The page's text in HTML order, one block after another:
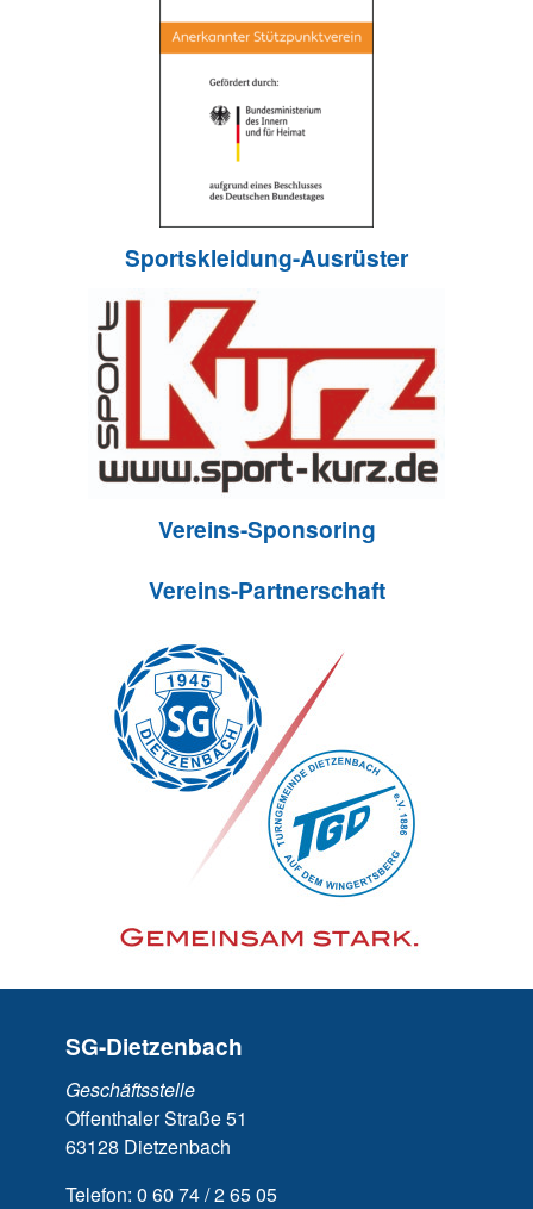
Sportskleidung-Ausrüster
Vereins-Sponsoring
Vereins-Partnerschaft
SG-Dietzenbach
Geschäftsstelle
Offenthaler Straße 51
63128 Dietzenbach
Telefon: 0 60 74 / 2 65 05